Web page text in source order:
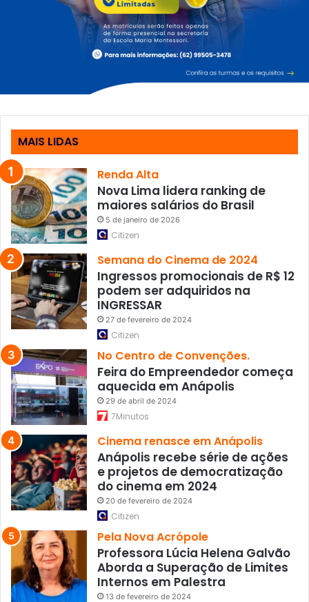
MAIS LIDAS
Renda Alta
Nova Lima lidera ranking de
maiores salários do Brasil
5 de janeiro de 2026
Citizen
Semana do Cinema de 2024
Ingressos promocionais de R$ 12
podem ser adquiridos na
INGRESSAR
27 de fevereiro de 2024
Citizen
No Centro de Convenções.
Feira do Empreendedor começa
aquecida em Anápolis
29 de abril de 2024
7Minutos
Cinema renasce em Anápolis
Anápolis recebe série de ações
e projetos de democratização
do cinema em 2024
20 de fevereiro de 2024
Citizen
Pela Nova Acrópole
Professora Lúcia Helena Galvão
Aborda a Superação de Limites
Internos em Palestra
13 de fevereiro de 2024